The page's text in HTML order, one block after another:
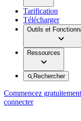
Tarification
Télécharger
Outils et
Ressources
Rechercher
Commencez gratuitement
connecter